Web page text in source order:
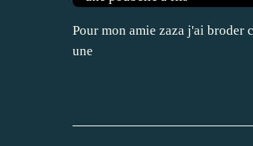
Pour mon amie zaza j'ai
une